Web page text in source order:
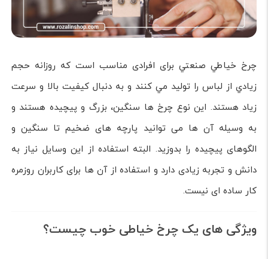
چرخ خياطي صنعتي برای افرادی مناسب است كه روزانه حجم
زيادي از لباس را توليد مي كنند و به دنبال كيفيت بالا و سرعت
زياد هستند. اين نوع چرخ ها سنگين، بزرگ و پيچيده هستند و
به وسیله آن ها می توانید پارچه های ضخيم تا سنگين و
الگوهای پيچيده را بدوزید. البته استفاده از این وسایل نياز به
دانش و تجربه زيادی دارد و استفاده از آن ها برای کاربران روزمره
کار ساده ای نیست.
ویژگی های یک چرخ خیاطی خوب چیست؟